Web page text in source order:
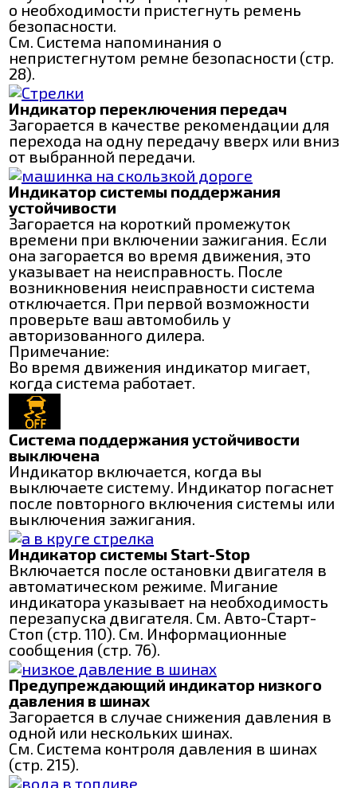
о необходимости пристегнуть ремень
безопасности.
См. Система напоминания о
непристегнутом ремне безопасности (стр.
28).
Индикатор переключения передач
Загорается в качестве рекомендации для
перехода на одну передачу вверх или вниз
от выбранной передачи.
Индикатор системы поддержания
устойчивости
Загорается на короткий промежуток
времени при включении зажигания. Если
она загорается во время движения, это
указывает на неисправность. После
возникновения неисправности система
отключается. При первой возможности
проверьте ваш автомобиль у
авторизованного дилера.
Примечание:
Во время движения индикатор мигает,
когда система работает.
Система поддержания устойчивости
выключена
Индикатор включается, когда вы
выключаете систему. Индикатор погаснет
после повторного включения системы или
выключения зажигания.
Индикатор системы Start-Stop
Включается после остановки двигателя в
автоматическом режиме. Мигание
индикатора указывает на необходимость
перезапуска двигателя. См. Авто-Старт-
Стоп (стр. 110). См. Информационные
сообщения (стр. 76).
Предупреждающий индикатор низкого
давления в шинах
Загорается в случае снижения давления в
одной или нескольких шинах.
См. Система контроля давления в шинах
(стр. 215).